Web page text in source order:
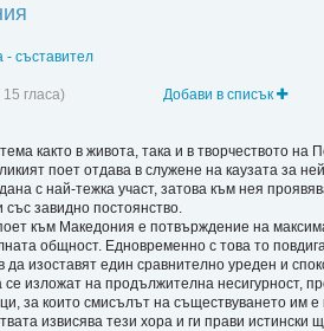
съставител
15 гласа) Добави в списък
както в живота, така и в творчеството на
поет отдава в служене на каузата за
с най-тежка участ, затова към нея
завидно постоянство.
към Македония е потвърждение на
общност. Едновременно с това то
изоставят един сравнително уреден и
се изложат на продължителна несигурност,
за които смисълът на съществуването им е
извисява тези хора и ги прави истински